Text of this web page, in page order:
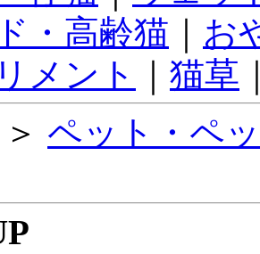
・高齢猫
お
メント 猫草
＞ ペット・ペ